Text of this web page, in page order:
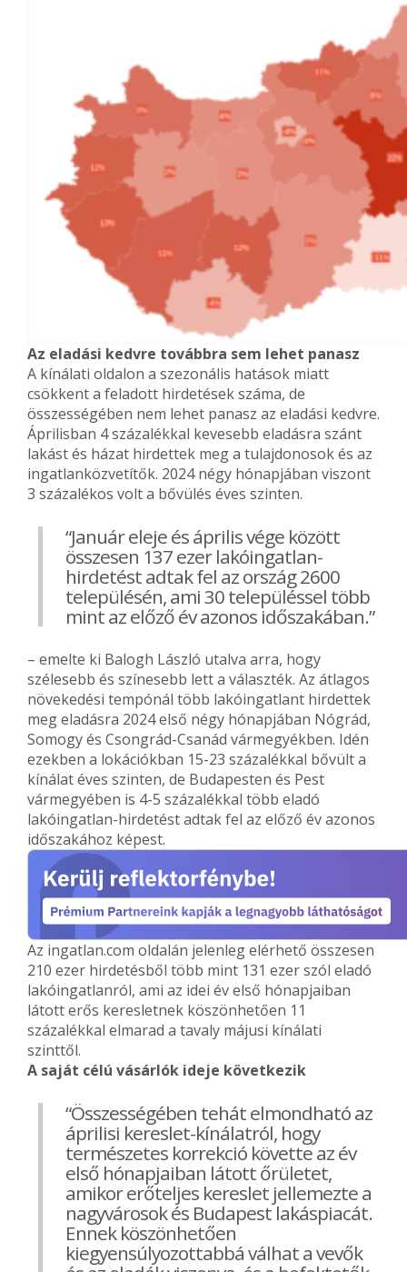
Az eladási kedvre továbbra sem lehet panasz
A kínálati oldalon a szezonális hatások miatt
csökkent a feladott hirdetések száma, de
összességében nem lehet panasz az eladási kedvre.
Áprilisban 4 százalékkal kevesebb eladásra szánt
lakást és házat hirdettek meg a tulajdonosok és az
ingatlanközvetítők. 2024 négy hónapjában viszont
3 százalékos volt a bővülés éves szinten.
“Január eleje és április vége között
összesen 137 ezer lakóingatlan-
hirdetést adtak fel az ország 2600
településén, ami 30 településsel több
mint az előző év azonos időszakában.”
– emelte ki Balogh László utalva arra, hogy
szélesebb és színesebb lett a választék. Az átlagos
növekedési tempónál több lakóingatlant hirdettek
meg eladásra 2024 első négy hónapjában Nógrád,
Somogy és Csongrád-Csanád vármegyékben. Idén
ezekben a lokációkban 15-23 százalékkal bővült a
kínálat éves szinten, de Budapesten és Pest
vármegyében is 4-5 százalékkal több eladó
lakóingatlan-hirdetést adtak fel az előző év azonos
időszakához képest.
Az ingatlan.com oldalán jelenleg elérhető összesen
210 ezer hirdetésből több mint 131 ezer szól eladó
lakóingatlanról, ami az idei év első hónapjaiban
látott erős keresletnek köszönhetően 11
százalékkal elmarad a tavaly májusi kínálati
szinttől.
A saját célú vásárlók ideje következik
“Összességében tehát elmondható az
áprilisi kereslet-kínálatról, hogy
természetes korrekció követte az év
első hónapjaiban látott őrületet,
amikor erőteljes kereslet jellemezte a
nagyvárosok és Budapest lakáspiacát.
Ennek köszönhetően
kiegyensúlyozottabbá válhat a vevők